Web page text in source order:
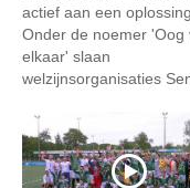
actief aan een oplossing.
Onder de noemer 'Oog
elkaar' slaan
welzijnsorganisaties